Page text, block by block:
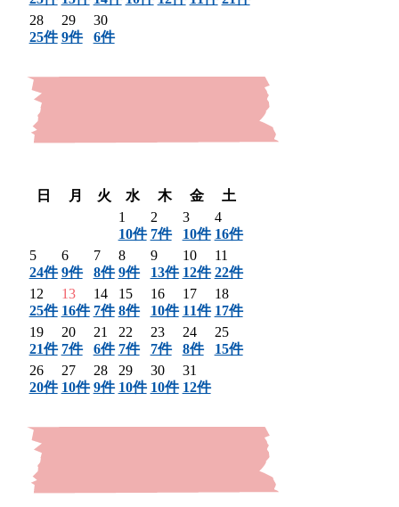
28
25件
29
9件
30
6件
日
月 火 水 木 金
土
1
10件
2
7件
3
10件
4
16件
5
24件
6
9件
7
8件
8
9件
9
13件
10
12件
11
22件
12
25件
13
16件
14
7件
15
8件
16
10件
17
11件
18
17件
19
21件
20
7件
21
6件
22
7件
23
7件
24
8件
25
15件
26
20件
27
10件
28
9件
29
10件
30
10件
31
12件